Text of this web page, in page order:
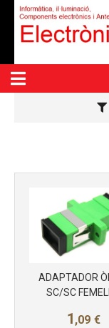
ADAPTADOR
SC/SC
1 ,09 €